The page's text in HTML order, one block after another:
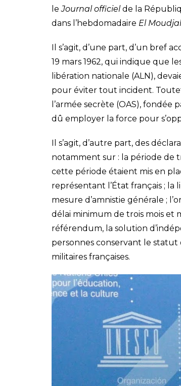
leJournal officielde la
dans l’hebdomadaire El
Il s’agit, d’une part, d’un bref
19 mars 1962, qui indique que
libération nationale (ALN),
pour éviter tout incident.
l’armée secrète (OAS), fondée
dû employer la force pour
Il s’agit, d’autre part, des
notamment sur : la période de
cette période étaient mis en
représentant l’État français ; la
mesure d’amnistie générale ;
délai minimum de trois mois et
référendum, la solution
personnes conservant le statut
militaires françaises.